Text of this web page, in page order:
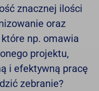
znacznej ilości
oraz
np. omawia
projektu,
i efektywną pracę
zebranie?